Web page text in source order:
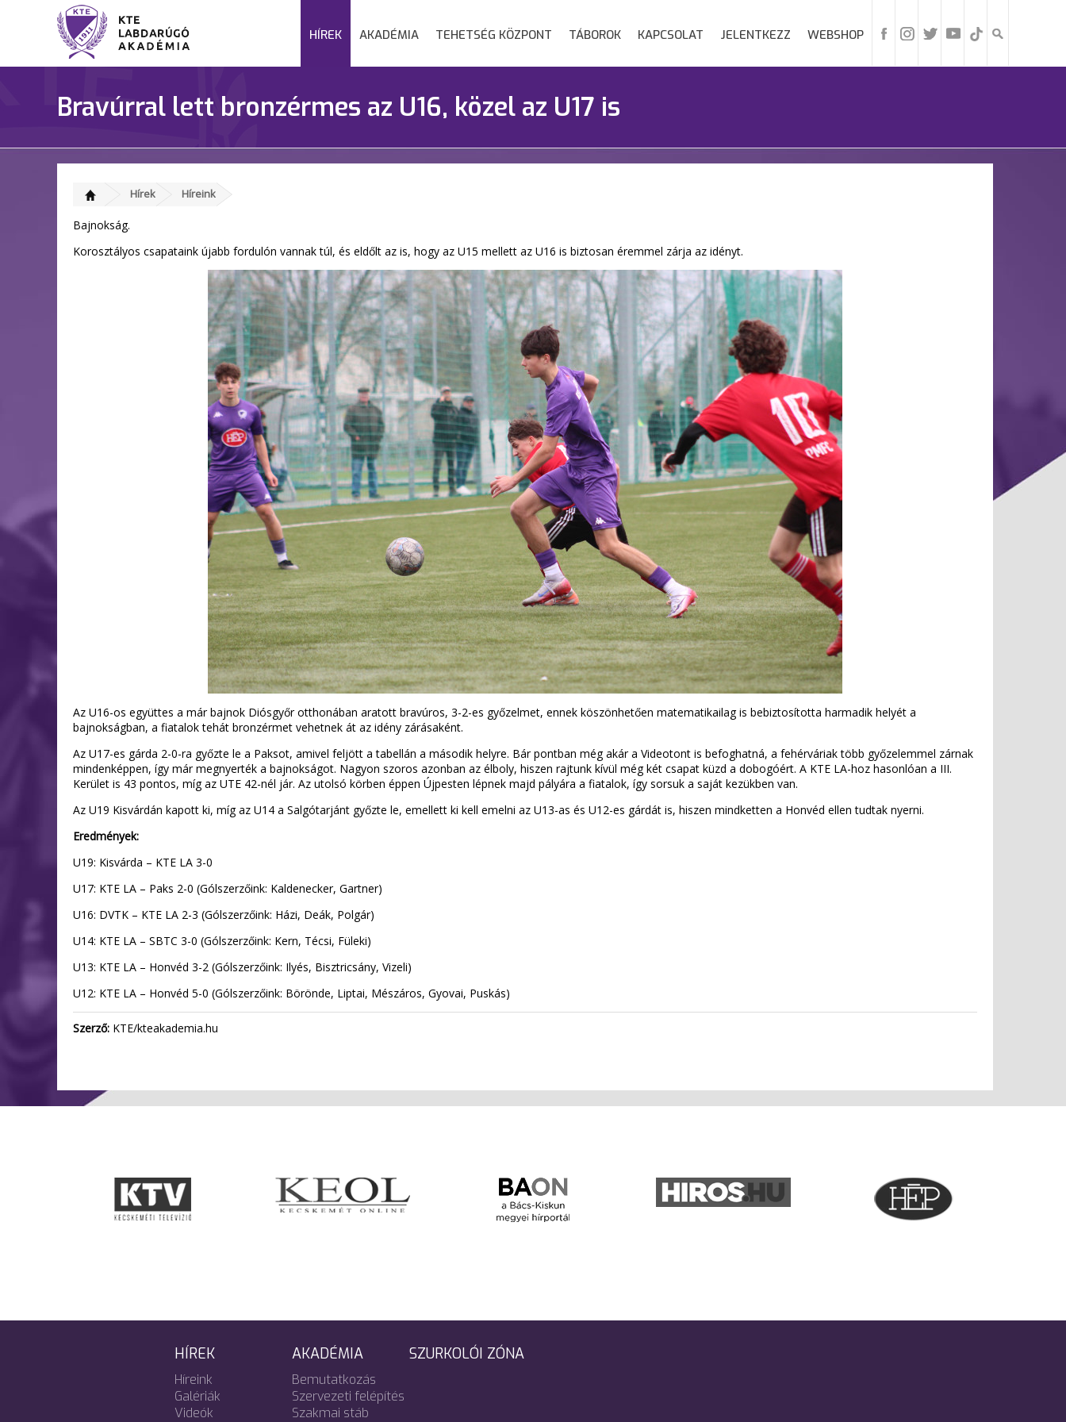
HÍREK AKADÉMIA TEHETSÉG KÖZPONT TÁBOROK KAPCSOLAT JELENTKEZZ WEBSHOP
Bravúrral lett bronzérmes az U16, közel az U17 is
Hírek Híreink
Bajnokság.
Korosztályos csapataink újabb fordulón vannak túl, és eldőlt az is, hogy az U15 mellett az U16 is biztosan éremmel zárja az idényt.
Az U16-os együttes a már bajnok Diósgyőr otthonában aratott bravúros, 3-2-es győzelmet, ennek köszönhetően matematikailag is bebiztosította harmadik helyét a
bajnokságban, a fiatalok tehát bronzérmet vehetnek át az idény zárásaként.
Az U17-es gárda 2-0-ra győzte le a Paksot, amivel feljött a tabellán a második helyre. Bár pontban még akár a Videotont is befoghatná, a fehérváriak több győzelemmel zárnak
mindenképpen, így már megnyerték a bajnokságot. Nagyon szoros azonban az élboly, hiszen rajtunk kívül még két csapat küzd a dobogóért. A KTE LA-hoz hasonlóan a III.
Kerület is 43 pontos, míg az UTE 42-nél jár. Az utolsó körben éppen Újpesten lépnek majd pályára a fiatalok, így sorsuk a saját kezükben van.
Az U19 Kisvárdán kapott ki, míg az U14 a Salgótarjánt győzte le, emellett ki kell emelni az U13-as és U12-es gárdát is, hiszen mindketten a Honvéd ellen tudtak nyerni.
Eredmények:
U19: Kisvárda – KTE LA 3-0
U17: KTE LA – Paks 2-0 (Gólszerzőink: Kaldenecker, Gartner)
U16: DVTK – KTE LA 2-3 (Gólszerzőink: Házi, Deák, Polgár)
U14: KTE LA – SBTC 3-0 (Gólszerzőink: Kern, Técsi, Füleki)
U13: KTE LA – Honvéd 3-2 (Gólszerzőink: Ilyés, Bisztricsány, Vizeli)
U12: KTE LA – Honvéd 5-0 (Gólszerzőink: Börönde, Liptai, Mészáros, Gyovai, Puskás)
Szerző: KTE/kteakademia.hu
HÍREK
Híreink
Galériák
Videók
AKADÉMIA
Bemutatkozás
Szervezeti felépítés
Szakmai stáb
SZURKOLÓI ZÓNA